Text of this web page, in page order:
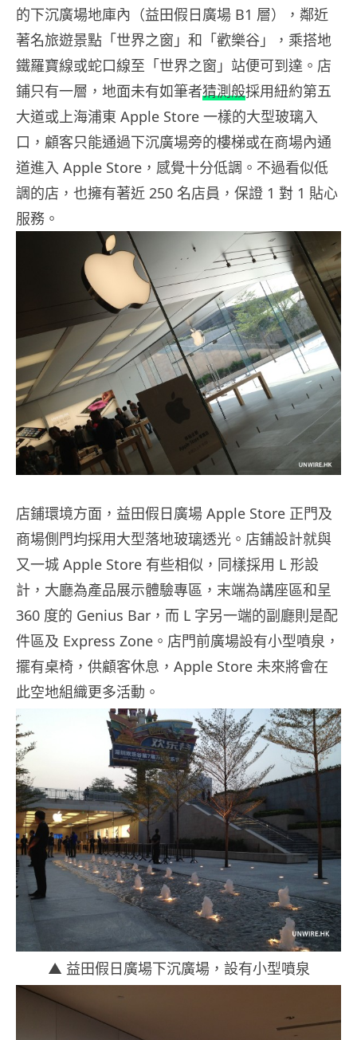
的下沉廣場地庫內（益田假日廣場 B1 層），鄰近
著名旅遊景點「世界之窗」和「歡樂谷」，乘搭地
鐵羅寶線或蛇口線至「世界之窗」站便可到達。店
鋪只有一層，地面未有如筆者猜測般採用紐約第五
大道或上海浦東 Apple Store 一樣的大型玻璃入
口，顧客只能通過下沉廣場旁的樓梯或在商場內通
道進入 Apple Store，感覺十分低調。不過看似低
調的店，也擁有著近 250 名店員，保證 1 對 1 貼心
服務。
店鋪環境方面，益田假日廣場 Apple Store 正門及
商場側門均採用大型落地玻璃透光。店鋪設計就與
又一城 Apple Store 有些相似，同樣採用 L 形設
計，大廳為產品展示體驗專區，末端為講座區和呈
360 度的 Genius Bar，而 L 字另一端的副廳則是配
件區及 Express Zone。店門前廣場設有小型噴泉，
擺有桌椅，供顧客休息，Apple Store 未來將會在
此空地組織更多活動。
▲ 益田假日廣場下沉廣場，設有小型噴泉